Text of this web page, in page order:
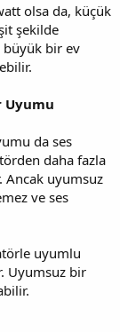
olsa da, küçük
şekilde
büyük bir ev
Uyumu
da ses
daha fazla
Ancak uyumsuz
ve ses
uyumlu
Uyumsuz bir